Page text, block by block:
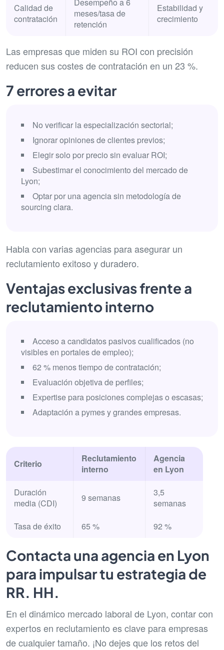
Calidad de
contratación
Desempeño a 6
meses/tasa de
retención
Estabilidad y
crecimiento
Las empresas que miden su ROI con precisión
reducen sus costes de contratación en un 23 %.
7 errores a evitar
No verificar la especialización sectorial;
Ignorar opiniones de clientes previos;
Elegir solo por precio sin evaluar ROI;
Subestimar el conocimiento del mercado de
Lyon;
Optar por una agencia sin metodología de
sourcing clara.
Habla con varias agencias para asegurar un
reclutamiento exitoso y duradero.
Ventajas exclusivas frente a
reclutamiento interno
Acceso a candidatos pasivos cualificados (no
visibles en portales de empleo);
62 % menos tiempo de contratación;
Evaluación objetiva de perfiles;
Expertise para posiciones complejas o escasas;
Adaptación a pymes y grandes empresas.
Criterio
Reclutamiento
interno
Agencia
en Lyon
Duración
media (CDI)
9 semanas
3,5
semanas
Tasa de éxito
65 % 92 %
Contacta una agencia en Lyon
para impulsar tu estrategia de
RR. HH.
En el dinámico mercado laboral de Lyon, contar con
expertos en reclutamiento es clave para empresas
de cualquier tamaño. ¡No dejes que los retos del